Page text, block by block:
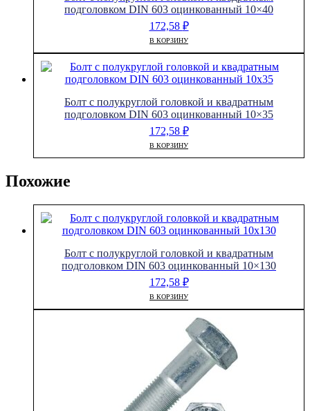
подголовком DIN 603 оцинкованный 10×40
172,58 ₽
В КОРЗИНУ
Болт с полукруглой головкой и квадратным
подголовком DIN 603 оцинкованный 10×35
172,58 ₽
В КОРЗИНУ
Похожие
Болт с полукруглой головкой и квадратным
подголовком DIN 603 оцинкованный 10×130
172,58 ₽
В КОРЗИНУ